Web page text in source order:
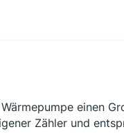
einen
Zähler und